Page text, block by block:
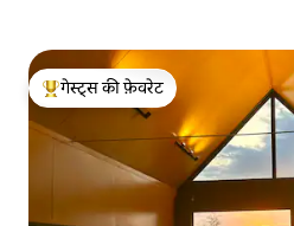
गेस्ट्स का टॉप फ़ेवरेट
गेस्ट्स की फ़ेवरेट